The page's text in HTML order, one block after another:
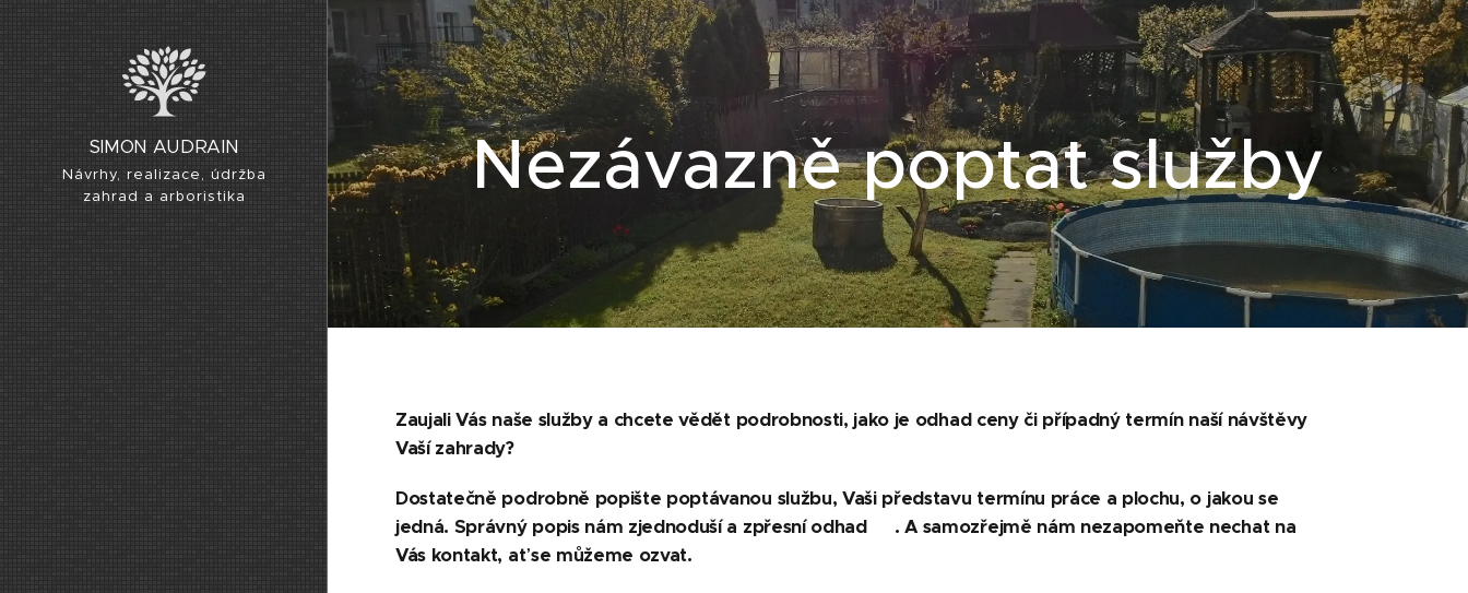
SIMON AUDRAIN
Návrhy, realizace, údržba
zahrad a arboristika
Nezávazně poptat služby
Zaujali Vás naše služby a chcete vědět podrobnosti, jako je odhad ceny či případný termín naší návštěvy
Vaší zahrady?
Dostatečně podrobně popište poptávanou službu, Vaši představu termínu práce a plochu, o jakou se
jedná. Správný popis nám zjednoduší a zpřesní odhad 😊. A samozřejmě nám nezapomeňte nechat na
Vás kontakt, ať se můžeme ozvat.